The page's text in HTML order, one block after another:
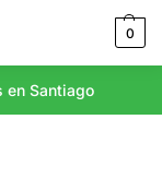
0
en Santiago